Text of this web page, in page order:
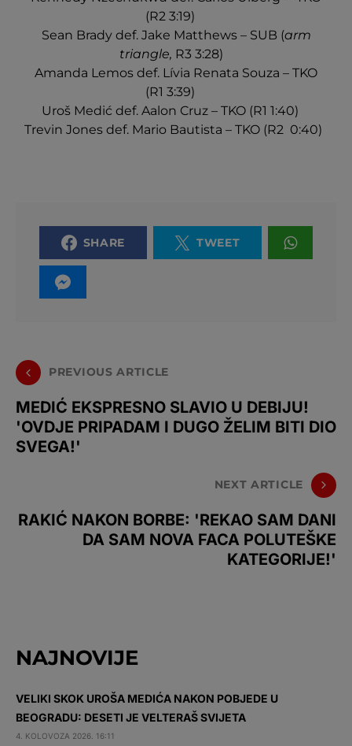
(R2 3:19)
Sean Brady def. Jake Matthews – SUB (arm
triangle, R3 3:28)
Amanda Lemos def. Lívia Renata Souza – TKO
(R1 3:39)
Uroš Medić def. Aalon Cruz – TKO (R1 1:40)
Trevin Jones def. Mario Bautista – TKO (R2 0:40)
SHARE TWEET
PREVIOUS ARTICLE
MEDIĆ EKSPRESNO SLAVIO U DEBIJU!
'OVDJE PRIPADAM I DUGO ŽELIM BITI DIO
SVEGA!'
NEXT ARTICLE
RAKIĆ NAKON BORBE: 'REKAO SAM DANI
DA SAM NOVA FACA POLUTEŠKE
KATEGORIJE!'
NAJNOVIJE
VELIKI SKOK UROŠA MEDIĆA NAKON POBJEDE U
BEOGRADU: DESETI JE VELTERAŠ SVIJETA
4. KOLOVOZA 2026. 16:11